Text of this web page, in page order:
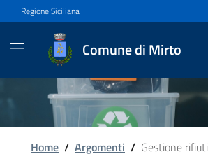
Vai ai contenuti
Vai al footer
Regione Siciliana
Comune di Mirto
Home / Argomenti / Gestione rifiuti